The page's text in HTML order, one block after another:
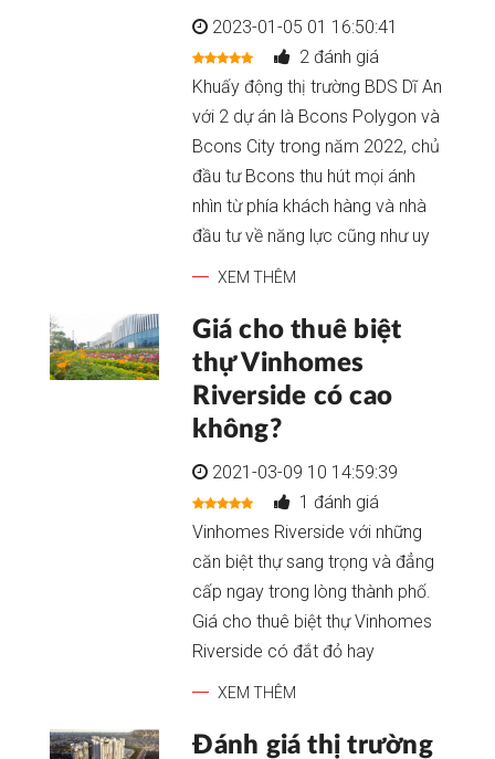
2023-01-05 01 16:50:41
2 đánh giá
Khuấy động thị trường BDS Dĩ An
với 2 dự án là Bcons Polygon và
Bcons City trong năm 2022, chủ
đầu tư Bcons thu hút mọi ánh
nhìn từ phía khách hàng và nhà
đầu tư về năng lực cũng như uy
XEM THÊM
Giá cho thuê biệt
thự Vinhomes
Riverside có cao
không?
2021-03-09 10 14:59:39
1 đánh giá
Vinhomes Riverside với những
căn biệt thự sang trọng và đẳng
cấp ngay trong lòng thành phố.
Giá cho thuê biệt thự Vinhomes
Riverside có đắt đỏ hay
XEM THÊM
Đánh giá thị trường